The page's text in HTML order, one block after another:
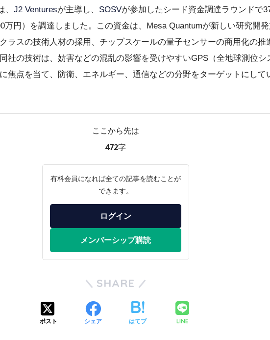
、 J2 Venturesが主導し、 SOSVが参加したシード資金調達ラウンドで
万円）を調達しました。この資金は、Mesa Quantumが新しい研究開
ラスの技術人材の採用、チップスケールの量子センサーの商用化の推
社の技術は、妨害などの混乱の影響を受けやすいGPS（全地球測位シ
焦点を当て、防衛、エネルギー、通信などの分野をターゲットにして
ここから先は
472字
有料会員になれば全ての記事を読むことが
できます。
ログイン
メンバーシップ購読
SHARE
ポスト シェア はてブ LINE